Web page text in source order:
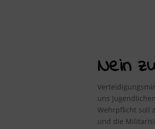
Nein
uns
Wehrpflicht soll
und die